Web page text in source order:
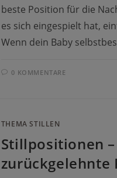
beste Position für die
es sich eingespielt hat,
Wenn dein Baby
0 KOMMENTARE
THEMA STILLEN
Stillpositionen
zurückgelehnte